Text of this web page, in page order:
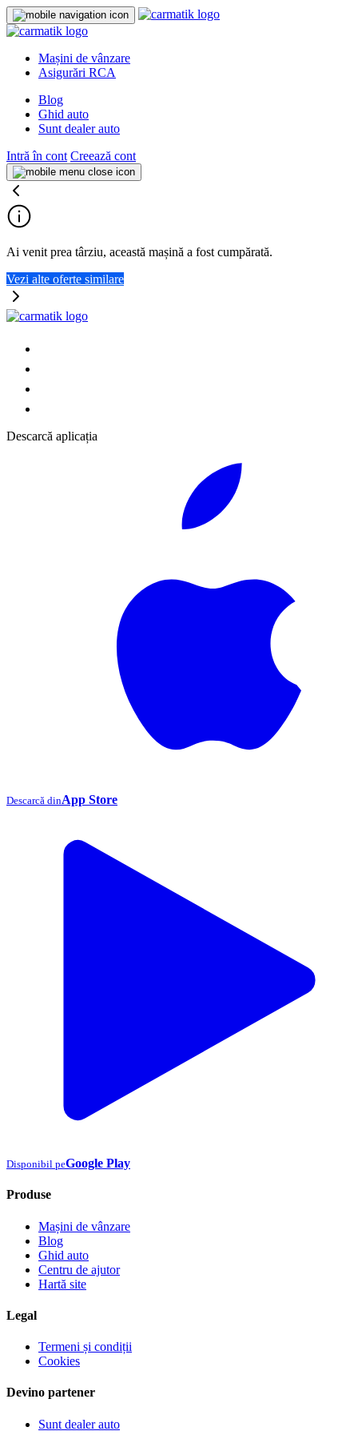
Mașini de vânzare
Asigurări RCA
Blog
Ghid auto
Sunt dealer auto
Intră în cont Creează cont
Ai venit prea târziu, această mașină a fost cumpărată.
Vezi alte oferte similare
Descarcă aplicația
Descarcă dinApp Store
Disponibil peGoogle Play
Produse
Mașini de vânzare
Blog
Ghid auto
Centru de ajutor
Hartă site
Legal
Termeni și condiții
Cookies
Devino partener
Sunt dealer auto